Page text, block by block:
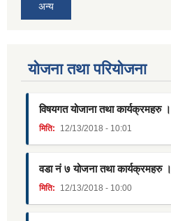
अन्य
याेजना तथा परियाेजना
विषयगत योजाना तथा कार्यक्रमहरु ।
मिति: 12/13/2018 - 10:01
वडा नं ७ योजना तथा कार्यक्रमहरु ।
मिति: 12/13/2018 - 10:00